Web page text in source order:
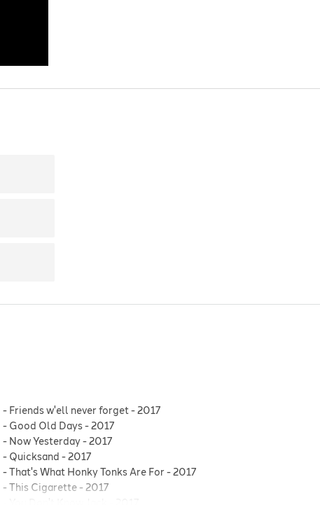
- Friends w'ell never forget-2017
- Good Old Days-2017
- Now Yesterday-2017
- Quicksand -2017
-That's What Honky Tonks Are For-2017
-This Cigarette- 2017